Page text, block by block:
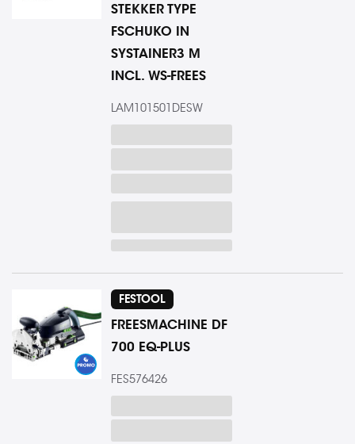
STEKKER TYPE
FSCHUKO IN
SYSTAINER3 M
INCL. WS-FREES
LAM101501DESW
FESTOOL
FREESMACHINE DF
700 EQ-PLUS
FES576426